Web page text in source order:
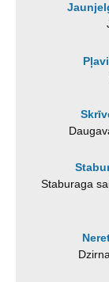
Staburaga